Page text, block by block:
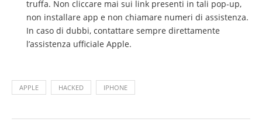
truffa. Non cliccare mai sui link presenti in tali pop-up,
non installare app e non chiamare numeri di assistenza.
In caso di dubbi, contattare sempre direttamente
l’assistenza ufficiale Apple.
APPLE HACKED IPHONE